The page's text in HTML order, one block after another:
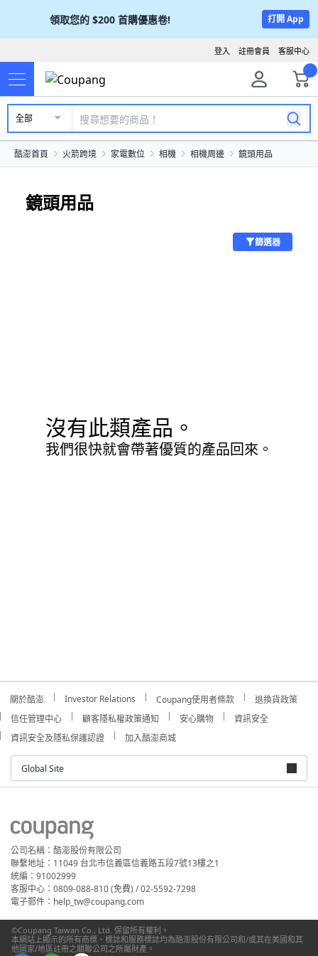
領取您的 $200 首購優惠卷! 打開 App
客服中心
註冊會員
登入
全部
酷澎首頁 火箭跨境 家電數位 相機 相機周邊 鏡頭用品
鏡頭用品
篩選器
沒有此類產品。
我們很快就會帶著優質的產品回來。
關於酷澎 Investor Relations Coupang使用者條款
退換貨政策
信任管理中心
顧客隱私權政策通知 安心購物
資訊安全
資訊安全及隱私保護認證
加入酷澎商城
Global Site
公司名稱：酷澎股份有限公司
聯繫地址：11049 台北市信義區信義路五段7號13樓之1
統編：91002999
客服中心：0809-088-810 (免費) / 02-5592-7298
電子郵件：help_tw@coupang.com
©Coupang Taiwan Co., Ltd. 保留所有權利。
本網站上顯示的所有商標、標誌和服務標誌均為酷澎股份有限公司和/或其在美國和其
他國家/地區註冊之關聯公司之所屬財產。